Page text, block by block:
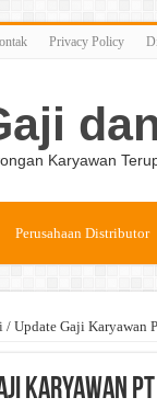
Privacy Policy
Karyawan
Perusahaan Distributor
/ Update Gaji Karyawan
Karyawan PT